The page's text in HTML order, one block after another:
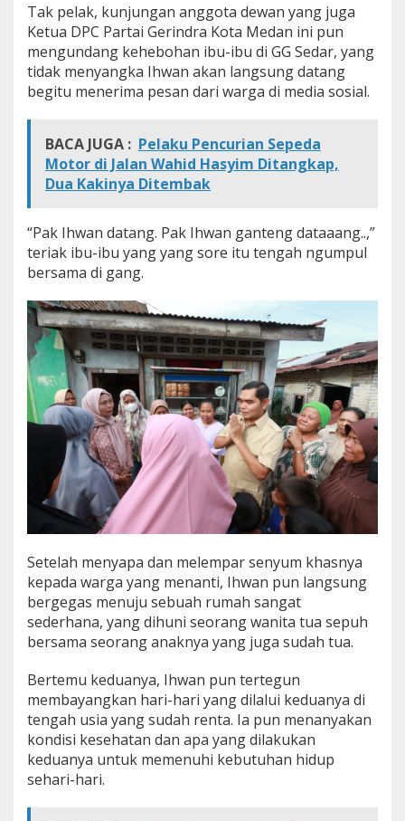
n
t
a
y
a
n
n
g
g
l
e
r
u
a
d
i
R
u
m
a
h
K
o
t
r
a
a
n
D
e
n
a
Tak pelak, kunjungan anggota dewan yang juga
Ketua DPC Partai Gerindra Kota Medan ini pun
mengundang kehebohan ibu-ibu di GG Sedar, yang
tidak menyangka Ihwan akan langsung datang
begitu menerima pesan dari warga di media sosial.
BACA JUGA : Pelaku Pencurian Sepeda
Motor di Jalan Wahid Hasyim Ditangkap,
Dua Kakinya Ditembak
“Pak Ihwan datang. Pak Ihwan ganteng dataaang..,”
teriak ibu-ibu yang yang sore itu tengah ngumpul
bersama di gang.
Setelah menyapa dan melempar senyum khasnya
kepada warga yang menanti, Ihwan pun langsung
bergegas menuju sebuah rumah sangat
sederhana, yang dihuni seorang wanita tua sepuh
bersama seorang anaknya yang juga sudah tua.
Bertemu keduanya, Ihwan pun tertegun
membayangkan hari-hari yang dilalui keduanya di
tengah usia yang sudah renta. Ia pun menanyakan
kondisi kesehatan dan apa yang dilakukan
keduanya untuk memenuhi kebutuhan hidup
sehari-hari.